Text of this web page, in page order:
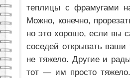
теплицы с фрамугами
Можно, конечно,
но это хорошо, если вы
соседей открывать
не тяжело. Другие и
тот — им просто